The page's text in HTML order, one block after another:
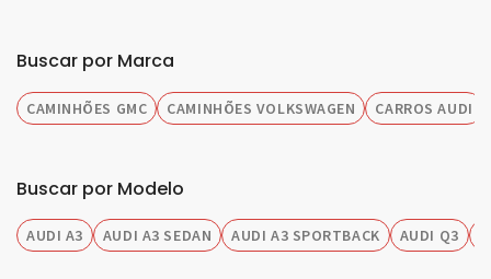
Buscar por Marca
CAMINHÕES GMC CAMINHÕES VOLKSWAGEN CARROS AUDI
Buscar por Modelo
AUDI A3 AUDI A3 SEDAN AUDI A3 SPORTBACK AUDI Q3